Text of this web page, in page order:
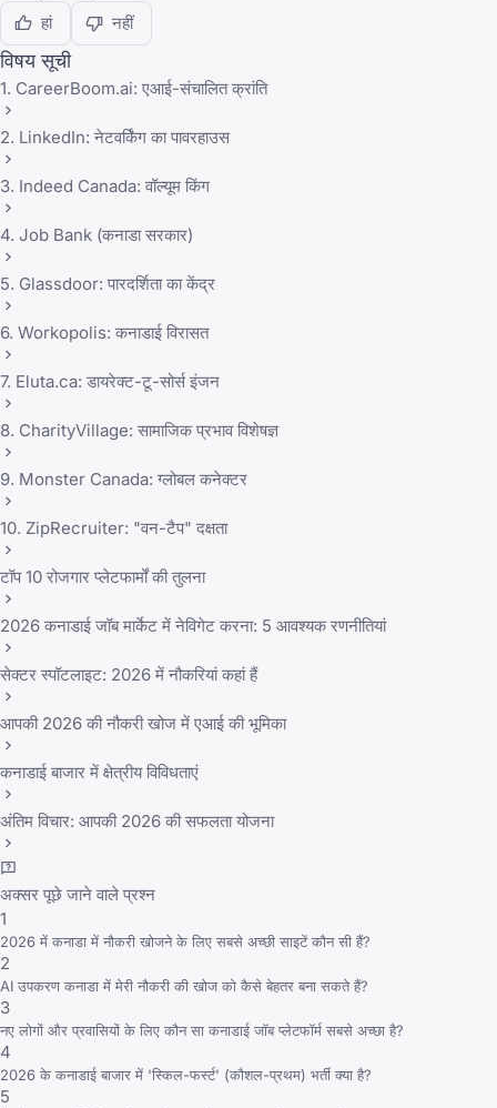
हां
नहीं
विषय सूची
1. CareerBoom.ai: एआई-संचालित क्रांति
2. LinkedIn: नेटवर्किंग का पावरहाउस
3. Indeed Canada: वॉल्यूम किंग
4. Job Bank (कनाडा सरकार)
5. Glassdoor: पारदर्शिता का केंद्र
6. Workopolis: कनाडाई विरासत
7. Eluta.ca: डायरेक्ट-टू-सोर्स इंजन
8. CharityVillage: सामाजिक प्रभाव विशेषज्ञ
9. Monster Canada: ग्लोबल कनेक्टर
10. ZipRecruiter: "वन-टैप" दक्षता
टॉप 10 रोजगार प्लेटफार्मों की तुलना
2026 कनाडाई जॉब मार्केट में नेविगेट करना: 5 आवश्यक रणनीतियां
सेक्टर स्पॉटलाइट: 2026 में नौकरियां कहां हैं
आपकी 2026 की नौकरी खोज में एआई की भूमिका
कनाडाई बाजार में क्षेत्रीय विविधताएं
अंतिम विचार: आपकी 2026 की सफलता योजना
अक्सर पूछे जाने वाले प्रश्न
1
2026 में कनाडा में नौकरी खोजने के लिए सबसे अच्छी साइटें कौन सी हैं?
2
AI उपकरण कनाडा में मेरी नौकरी की खोज को कैसे बेहतर बना सकते हैं?
3
नए लोगों और प्रवासियों के लिए कौन सा कनाडाई जॉब प्लेटफॉर्म सबसे अच्छा है?
4
2026 के कनाडाई बाजार में 'स्किल-फर्स्ट' (कौशल-प्रथम) भर्ती क्या है?
5